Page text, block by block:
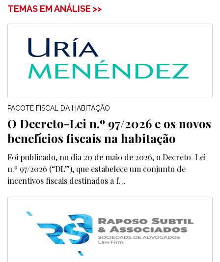
TEMAS EM ANÁLISE >>
PACOTE FISCAL DA HABITAÇÃO
O Decreto-Lei n.º 97/2026 e os novos
benefícios fiscais na habitação
Foi publicado, no dia 20 de maio de 2026, o Decreto-Lei
n.º 97/2026 (“DL”), que estabelece um conjunto de
incentivos fiscais destinados a f…